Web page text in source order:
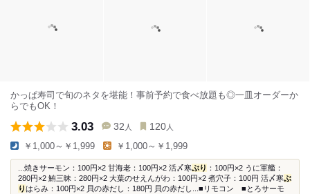
かっぱ寿司で旬のネタを堪能！事前予約で食べ放題も◎一皿オーダーか
らでもOK！
3.03 32 人 120 人
￥1,000～￥1,999 ￥1,000～￥1,999
...焼きサーモン：100円×2 甘海老：100円×2 活〆寒ぶり ：100円×2 うに軍艦：
280円×2 鮪三昧：280円×2 大葉のせえんがわ：100円×2 煮穴子：100円 活〆寒ぶ
りはらみ：100円×2 貝の赤だし：180円 貝の赤だし...■リモコン ■とろサーモ